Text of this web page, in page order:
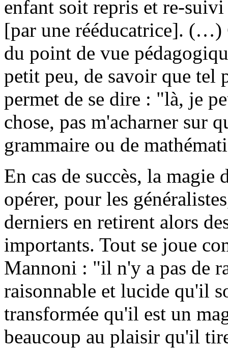
enfant soit repris et re-
[par une rééducatrice]. (…)
du point de vue
petit peu, de savoir que tel
permet de se dire : "là, je
chose, pas m'acharner sur
grammaire ou de
En cas de succès, la
opérer, pour les
derniers en retirent alors
importants. Tout se joue
Mannoni : "il n'y a pas de
raisonnable et lucide qu'il
transformée qu'il est un
beaucoup au plaisir qu'il